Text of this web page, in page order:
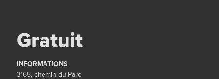
Gratuit
INFORMATIONS
3165, chemin du Parc